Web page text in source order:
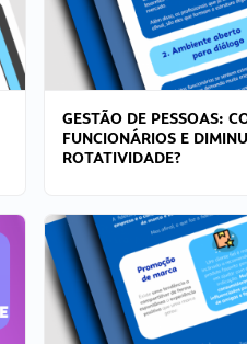
GESTÃO DE PESSOAS:
FUNCIONÁRIOS E
ROTATIVIDADE?